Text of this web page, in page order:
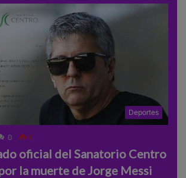
Deportes
0 0
oficial del Sanatorio Centro
la muerte de Jorge Messi